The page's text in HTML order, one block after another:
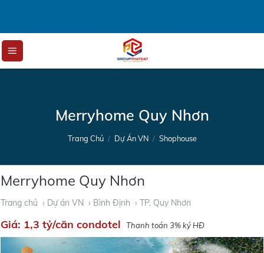
content
Merryhome Quy Nhơn
Trang Chủ / Dự Án VN / Shophouse
Merryhome Quy Nhơn
Trang chủ › Dự án VN › Bình Định › TP. Quy Nhơn
Giá: 1,3 tỷ/căn condotel Thanh toán 3% ký HĐ